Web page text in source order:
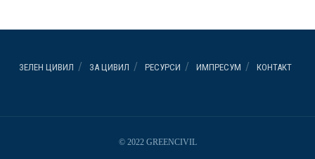
ЗЕЛЕН ЦИВИЛ ЗА ЦИВИЛ РЕСУРСИ ИМПРЕСУМ КОНТАКТ
© 2022 GREENCIVIL